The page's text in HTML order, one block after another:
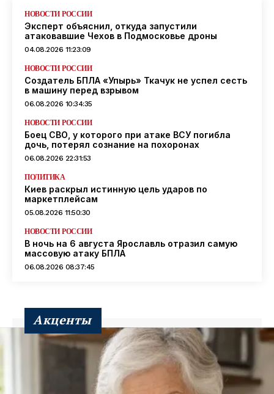
НОВОСТИ РОССИИ
Эксперт объяснил, откуда запустили
атаковавшие Чехов в Подмосковье дроны
04.08.2026 11:23:09
НОВОСТИ РОССИИ
Создатель БПЛА «Упырь» Ткачук не успел сесть
в машину перед взрывом
06.08.2026 10:34:35
НОВОСТИ РОССИИ
Боец СВО, у которого при атаке ВСУ погибла
дочь, потерял сознание на похоронах
06.08.2026 22:31:53
ПОЛИТИКА
Киев раскрыл истинную цель ударов по
маркетплейсам
05.08.2026 11:50:30
НОВОСТИ РОССИИ
В ночь на 6 августа Ярославль отразил самую
массовую атаку БПЛА
06.08.2026 08:37:45
Акценты